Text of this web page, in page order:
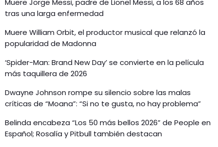
Muere Jorge Messi, padre de Lionel Messi, a los 68 años
tras una larga enfermedad
Muere William Orbit, el productor musical que relanzó la
popularidad de Madonna
‘Spider-Man: Brand New Day’ se convierte en la película
más taquillera de 2026
Dwayne Johnson rompe su silencio sobre las malas
críticas de “Moana”: “Si no te gusta, no hay problema”
Belinda encabeza “Los 50 más bellos 2026” de People en
Español; Rosalía y Pitbull también destacan